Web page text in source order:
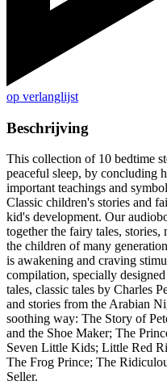
op verlanglijst
Beschrijving
This collection of 10 bedtime
peaceful sleep, by concluding
important teachings and
Classic children's stories and
kid's development. Our
together the fairy tales,
the children of many
is awakening and craving
compilation, specially
tales, classic tales by Charles
and stories from the Arabian
soothing way: The Story of
and the Shoe Maker; The
Seven Little Kids; Little Red
The Frog Prince; The
Seller.